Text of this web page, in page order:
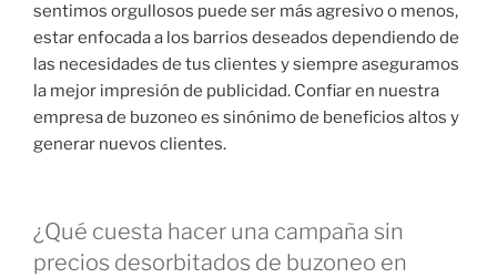
sentimos orgullosos puede ser más agresivo o menos,
estar enfocada a los barrios deseados dependiendo de
las necesidades de tus clientes y siempre aseguramos
la mejor impresión de publicidad. Confiar en nuestra
empresa de buzoneo es sinónimo de beneficios altos y
generar nuevos clientes.
¿Qué cuesta hacer una campaña sin
precios desorbitados de buzoneo en